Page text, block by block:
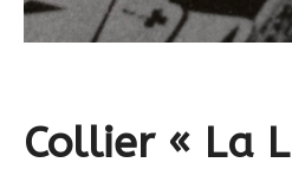
Collier « La